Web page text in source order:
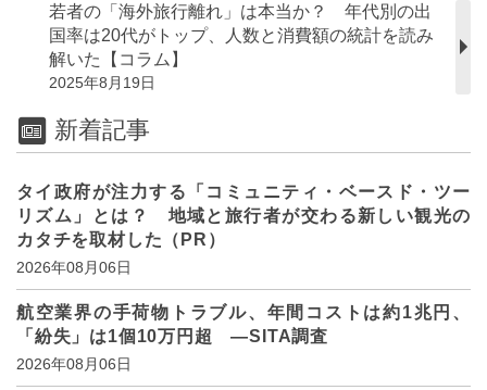
若者の「海外旅行離れ」は本当か？ 年代別の出
国率は20代がトップ、人数と消費額の統計を読み
解いた【コラム】
2025年8月19日
新着記事
タイ政府が注力する「コミュニティ・ベースド・ツー
リズム」とは？ 地域と旅行者が交わる新しい観光の
カタチを取材した（PR）
2026年08月06日
航空業界の手荷物トラブル、年間コストは約1兆円、
「紛失」は1個10万円超 ―SITA調査
2026年08月06日